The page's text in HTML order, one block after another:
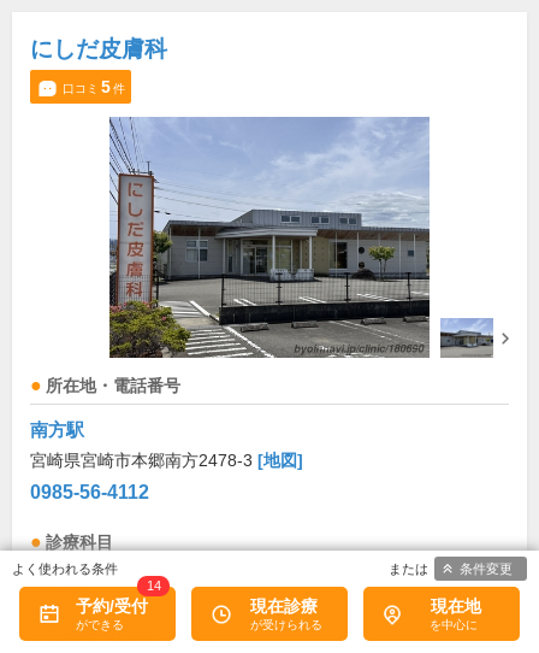
にしだ皮膚科
口コミ 5件
所在地・電話番号
南方駅
宮崎県宮崎市本郷南方2478-3 [地図]
0985-56-4112
診療科目
皮膚科
診療/受付時間・休診日
予約/受付
14
現在診療 現在地
条件変更